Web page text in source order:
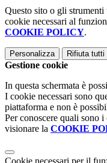
Questo sito o gli
cookie necessari al
COOKIE POLICY.
Personalizza Rifiuta tutti
Gestione cookie
In questa schermata è
I cookie necessari sono
piattaforma e non è
Per conoscere quali sono
visionare la COOKIE